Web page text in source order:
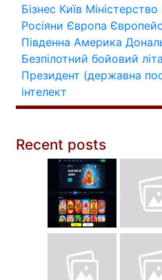
Бізнес Київ
Росіяни Європа
Південна Америка
Безпілотний бойовий
Президент (державна
інтелект
Recent posts